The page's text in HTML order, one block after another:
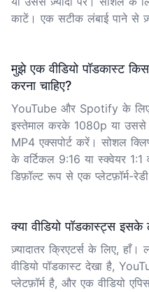
काटें। एक सटीक लंबाई पाने से
मुझे एक वीडियो पॉडकास्ट
करना चाहिए?
YouTube और Spotify के
इस्तेमाल करके 1080p या उससे
MP4 एक्सपोर्ट करें। सोशल
के वर्टिकल 9:16 या स्क्वेयर 1:1
डिफ़ॉल्ट रूप से एक प्लेटफ़ॉर्म-
क्या वीडियो पॉडकास्ट्स
ज़्यादातर क्रिएटर्स के लिए,
वीडियो पॉडकास्ट देखा है,
प्लेटफ़ॉर्म है, और एक वीडियो